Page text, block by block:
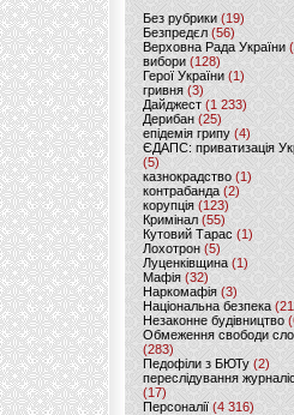
Без рубрики (19)
Безпредєл(56)
Верховна Рада України
вибори(128)
Герої України(1)
гривня (3)
Дайджест (1 233)
Дерибан (25)
епідемія грипу (4)
ЄДАПС: приватизація
(5)
казнокрадство (1)
контрабанда (2)
корупція (123)
Кримінал (55)
Кутовий Тарас (1)
Лохотрон(5)
Луценківщина (1)
Мафія (32)
Наркомафія (3)
Національна безпека
Незаконне будівництво
Обмеження свободи
(283)
Педофіли з БЮТу (2)
переслідування
(17)
Персоналії (4 316)